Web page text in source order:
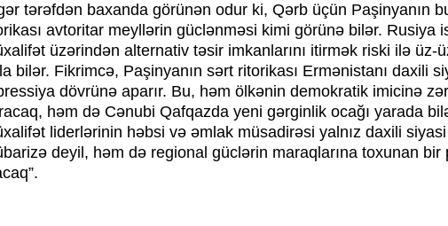
tərəfdən baxanda görünən odur ki, Qərb üçün Paşinyanın
avtoritar meyllərin güclənməsi kimi görünə bilər. Rusiya
üzərindən alternativ təsir imkanlarını itirmək riski ilə üz-
bilər. Fikrimcə, Paşinyanın sərt ritorikası Ermənistanı daxili
dövrünə aparır. Bu, həm ölkənin demokratik imicinə
həm də Cənubi Qafqazda yeni gərginlik ocağı yarada
liderlərinin həbsi və əmlak müsadirəsi yalnız daxili siyasi
deyil, həm də regional güclərin maraqlarına toxunan bir